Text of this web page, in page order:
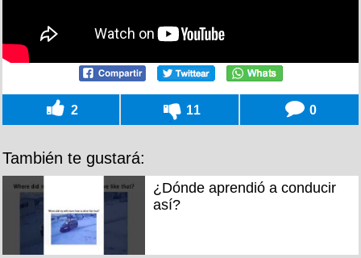
2 11 0
También te gustará:
¿Dónde aprendió a conducir
así?